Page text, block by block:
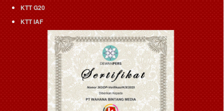
KTT G20
KTT IAF